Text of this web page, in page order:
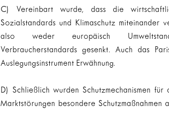
C) Vereinbart wurde, dass die
Sozialstandards und Klimaschutz miteinander
also weder europäisch
Verbraucherstandards gesenkt. Auch das
Auslegungsinstrument Erwähnung.
D) Schließlich wurden Schutzmechanismen
Marktstörungen besondere